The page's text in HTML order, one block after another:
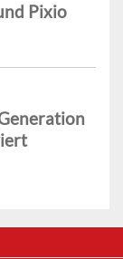
Pixio